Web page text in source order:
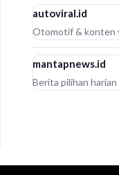
autoviral.id
Otomotif & konten
mantapnews.id
Berita pilihan harian